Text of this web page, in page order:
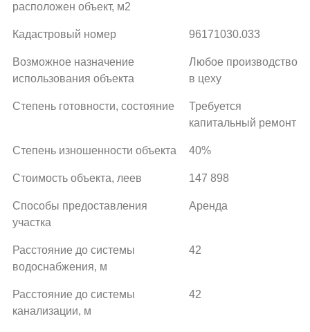
расположен объект, м2
Кадастровый номер 96171030.033
Возможное назначение
использования объекта
Любое производство
в цеху
Степень готовности, состояние
Требуется
капитальный ремонт
Степень изношенности объекта 40%
Стоимость объекта, леев 147 898
Способы предоставления
участка
Аренда
Расстояние до системы
водоснабжения, м
42
Расстояние до системы
канализации, м
42